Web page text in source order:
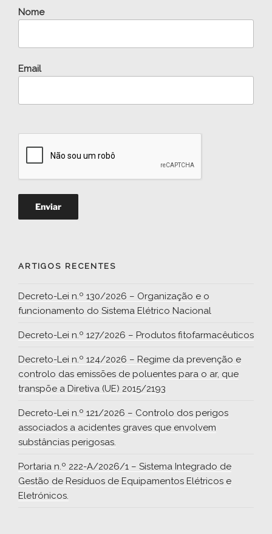
Nome
Email
ARTIGOS RECENTES
Decreto-Lei n.º 130/2026 – Organização e o
funcionamento do Sistema Elétrico Nacional
Decreto-Lei n.º 127/2026 – Produtos fitofarmacêuticos
Decreto-Lei n.º 124/2026 – Regime da prevenção e
controlo das emissões de poluentes para o ar, que
transpõe a Diretiva (UE) 2015/2193
Decreto-Lei n.º 121/2026 – Controlo dos perigos
associados a acidentes graves que envolvem
substâncias perigosas.
Portaria n.º 222-A/2026/1 – Sistema Integrado de
Gestão de Resíduos de Equipamentos Elétricos e
Eletrónicos.